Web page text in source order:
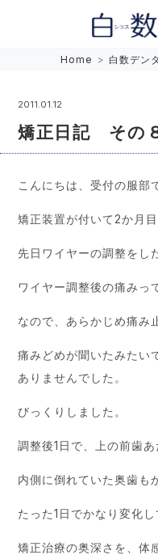
Home > 白数デン
2011.01.12
矯正日記 その
こんにちは、受付の服部
矯正装置が付いて2か月
先日ワイヤーの調整をし
ワイヤー調整後の痛みっ
なので、あらかじめ痛み
痛みどめが聞いたみたい
ありませんでした。
びっくりしました。
調整後1日で、上の前歯
内側に倒れていた奥歯も
たった1日でかなり変化し
矯正治療の奥深さを、体